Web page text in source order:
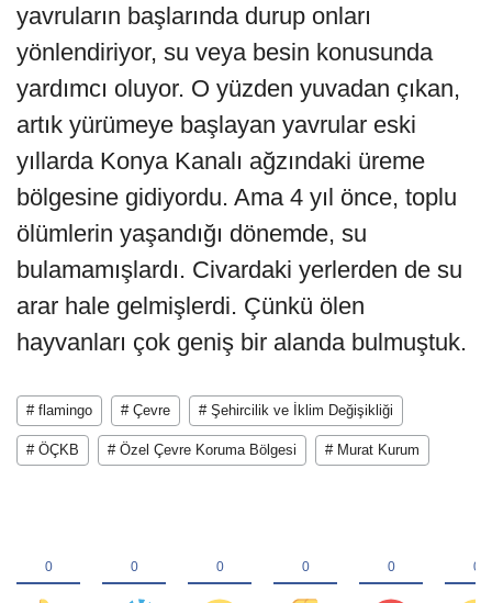
yavruların başlarında durup onları
yönlendiriyor, su veya besin konusunda
yardımcı oluyor. O yüzden yuvadan çıkan,
artık yürümeye başlayan yavrular eski
yıllarda Konya Kanalı ağzındaki üreme
bölgesine gidiyordu. Ama 4 yıl önce, toplu
ölümlerin yaşandığı dönemde, su
bulamamışlardı. Civardaki yerlerden de su
arar hale gelmişlerdi. Çünkü ölen
hayvanları çok geniş bir alanda bulmuştuk.
# flamingo # Çevre # Şehircilik ve İklim Değişikliği
# ÖÇKB # Özel Çevre Koruma Bölgesi # Murat Kurum